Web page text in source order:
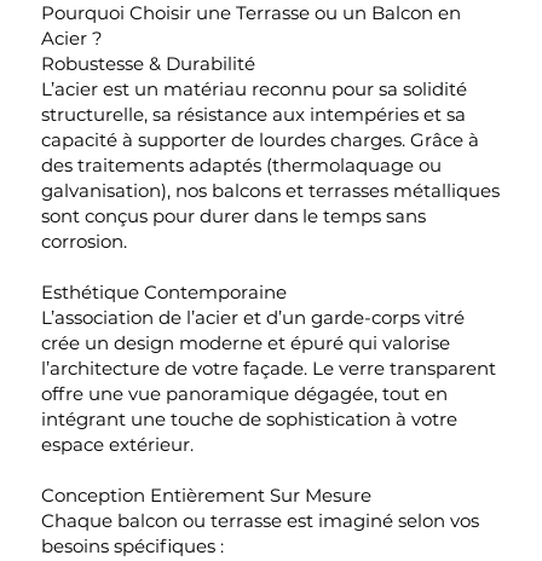
Pourquoi Choisir une Terrasse ou un Balcon en
Acier ?
Robustesse & Durabilité
L’acier est un matériau reconnu pour sa solidité
structurelle, sa résistance aux intempéries et sa
capacité à supporter de lourdes charges. Grâce à
des traitements adaptés (thermolaquage ou
galvanisation), nos balcons et terrasses métalliques
sont conçus pour durer dans le temps sans
corrosion.
Esthétique Contemporaine
L’association de l’acier et d’un garde-corps vitré
crée un design moderne et épuré qui valorise
l’architecture de votre façade. Le verre transparent
offre une vue panoramique dégagée, tout en
intégrant une touche de sophistication à votre
espace extérieur.
Conception Entièrement Sur Mesure
Chaque balcon ou terrasse est imaginé selon vos
besoins spécifiques :